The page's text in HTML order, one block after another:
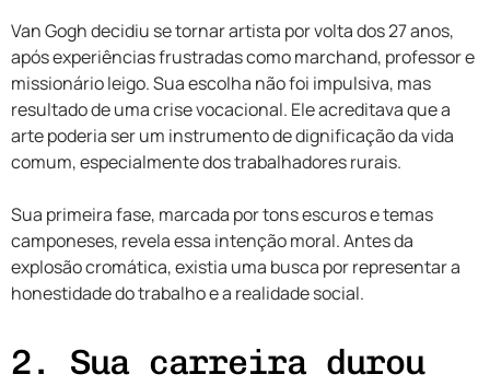
Van Gogh decidiu se tornar artista por volta dos 27 anos,
após experiências frustradas como marchand, professor e
missionário leigo. Sua escolha não foi impulsiva, mas
resultado de uma crise vocacional. Ele acreditava que a
arte poderia ser um instrumento de dignificação da vida
comum, especialmente dos trabalhadores rurais.
Sua primeira fase, marcada por tons escuros e temas
camponeses, revela essa intenção moral. Antes da
explosão cromática, existia uma busca por representar a
honestidade do trabalho e a realidade social.
2. Sua carreira durou